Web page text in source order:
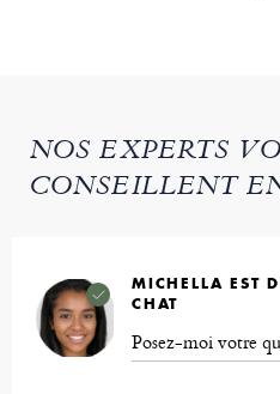
NOS EXPERTS
CONSEILLENT
MICHELLA EST
CHAT
Posez-moi votre